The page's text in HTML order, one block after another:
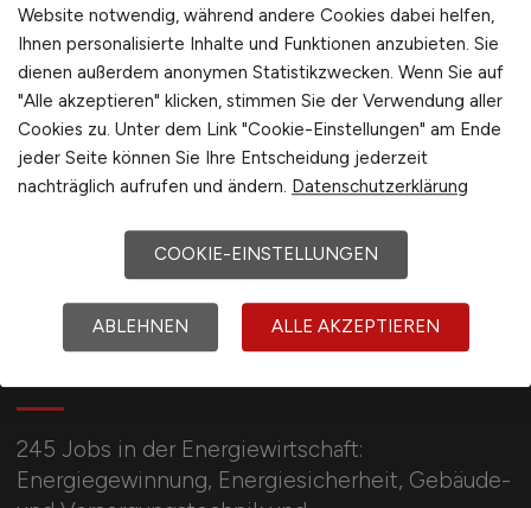
1
245 Jobs in der Energiewirtschaft:
Energiegewinnung, Energiesicherheit, Gebäude-
Website notwendig, während andere Cookies dabei helfen,
Ihnen personalisierte Inhalte und Funktionen anzubieten. Sie
dienen außerdem anonymen Statistikzwecken. Wenn Sie auf
"Alle akzeptieren" klicken, stimmen Sie der Verwendung aller
Cookies zu. Unter dem Link "Cookie-Einstellungen" am Ende
jeder Seite können Sie Ihre Entscheidung jederzeit
nachträglich aufrufen und ändern. Datenschutzerklärung
COOKIE-EINSTELLUNGEN
ABLEHNEN ALLE AKZEPTIEREN